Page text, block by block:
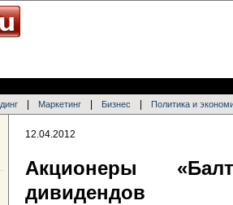
Маркетинг Бизнес Политика и
12.04.2012
Акционеры
дивидендов